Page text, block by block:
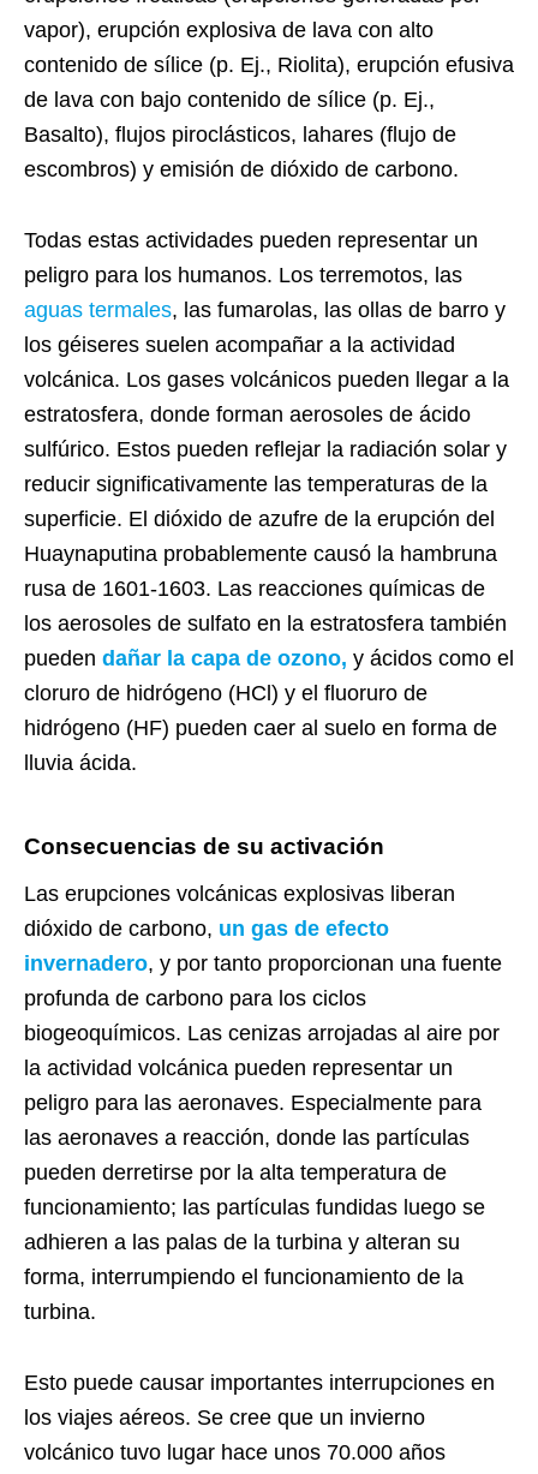
vapor), erupción explosiva de lava con alto
contenido de sílice (p. Ej., Riolita), erupción efusiva
de lava con bajo contenido de sílice (p. Ej.,
Basalto), flujos piroclásticos, lahares (flujo de
escombros) y emisión de dióxido de carbono.
Todas estas actividades pueden representar un
peligro para los humanos. Los terremotos, las
aguas termales, las fumarolas, las ollas de barro y
los géiseres suelen acompañar a la actividad
volcánica. Los gases volcánicos pueden llegar a la
estratosfera, donde forman aerosoles de ácido
sulfúrico. Estos pueden reflejar la radiación solar y
reducir significativamente las temperaturas de la
superficie. El dióxido de azufre de la erupción del
Huaynaputina probablemente causó la hambruna
rusa de 1601-1603. Las reacciones químicas de
los aerosoles de sulfato en la estratosfera también
pueden dañar la capa de ozono, y ácidos como el
cloruro de hidrógeno (HCl) y el fluoruro de
hidrógeno (HF) pueden caer al suelo en forma de
lluvia ácida.
Consecuencias de su activación
Las erupciones volcánicas explosivas liberan
dióxido de carbono, un gas de efecto
invernadero, y por tanto proporcionan una fuente
profunda de carbono para los ciclos
biogeoquímicos. Las cenizas arrojadas al aire por
la actividad volcánica pueden representar un
peligro para las aeronaves. Especialmente para
las aeronaves a reacción, donde las partículas
pueden derretirse por la alta temperatura de
funcionamiento; las partículas fundidas luego se
adhieren a las palas de la turbina y alteran su
forma, interrumpiendo el funcionamiento de la
turbina.
Esto puede causar importantes interrupciones en
los viajes aéreos. Se cree que un invierno
volcánico tuvo lugar hace unos 70.000 años